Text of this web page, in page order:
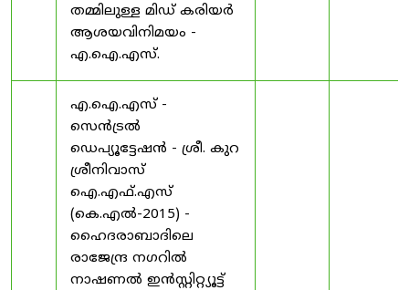
തമ്മിലുള്ള മിഡ് കരിയർ
ആശയവിനിമയം -
എ.ഐ.എസ്.
എ.ഐ.എസ് -
സെൻട്രൽ
ഡെപ്യൂട്ടേഷൻ - ശ്രീ. കുറ
ശ്രീനിവാസ്
ഐ.എഫ്.എസ്
(കെ.എൽ-2015) -
ഹൈദരാബാദിലെ
രാജേന്ദ്ര നഗറിൽ
നാഷണൽ ഇൻസ്റ്റിറ്റ്യൂട്ട്